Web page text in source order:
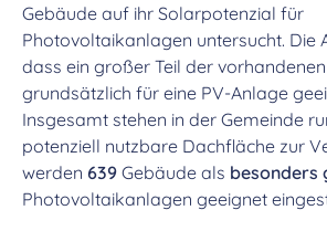
Gebäude auf ihr Solarpotenzial für
Photovoltaikanlagen untersucht. Die
dass ein großer Teil der
grundsätzlich für eine PV-Anlage
Insgesamt stehen in der Gemeinde
potenziell nutzbare Dachfläche zur
werden 639 Gebäude als besonders
Photovoltaikanlagen geeignet